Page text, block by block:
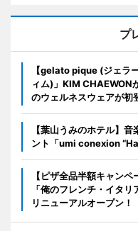
プ
【gelato pique (ジェラ
ィム)」KIM CHAEWON
のウェルネスウェアが初
【葉山うみのホテル】
ント「umi conexion
【ピザ全品半額キャン
「俺のフレンチ・イタ
リニューアルオープン！